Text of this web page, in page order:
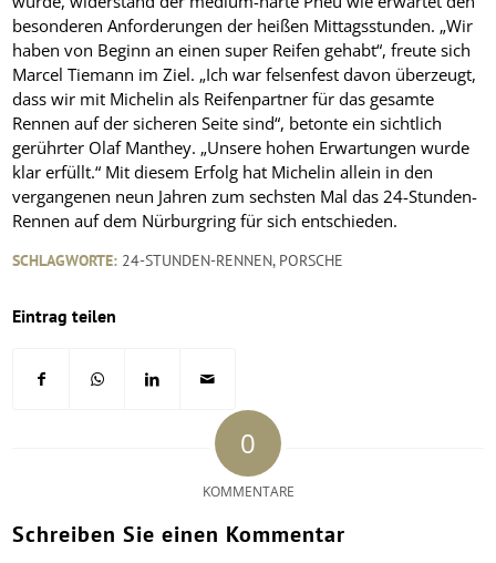
besonderen Anforderungen der heißen Mittagsstunden. „Wir
haben von Beginn an einen super Reifen gehabt“, freute sich
Marcel Tiemann im Ziel. „Ich war felsenfest davon überzeugt,
dass wir mit Michelin als Reifenpartner für das gesamte
Rennen auf der sicheren Seite sind“, betonte ein sichtlich
gerührter Olaf Manthey. „Unsere hohen Erwartungen wurde
klar erfüllt.“ Mit diesem Erfolg hat Michelin allein in den
vergangenen neun Jahren zum sechsten Mal das 24-Stunden-
Rennen auf dem Nürburgring für sich entschieden.
SCHLAGWORTE: 24-STUNDEN-RENNEN, PORSCHE
Eintrag teilen
0
KOMMENTARE
Schreiben Sie einen Kommentar